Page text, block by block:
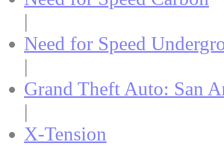
|
Need for Speed
|
Grand Theft Auto: San
|
X-Tension